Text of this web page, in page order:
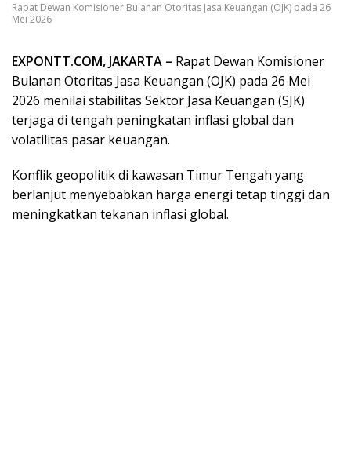
Rapat Dewan Komisioner Bulanan Otoritas Jasa Keuangan (OJK) pada 26
Mei 2026
EXPONTT.COM, JAKARTA – Rapat Dewan Komisioner
Bulanan Otoritas Jasa Keuangan (OJK) pada 26 Mei
2026 menilai stabilitas Sektor Jasa Keuangan (SJK)
terjaga di tengah peningkatan inflasi global dan
volatilitas pasar keuangan.
Konflik geopolitik di kawasan Timur Tengah yang
berlanjut menyebabkan harga energi tetap tinggi dan
meningkatkan tekanan inflasi global.